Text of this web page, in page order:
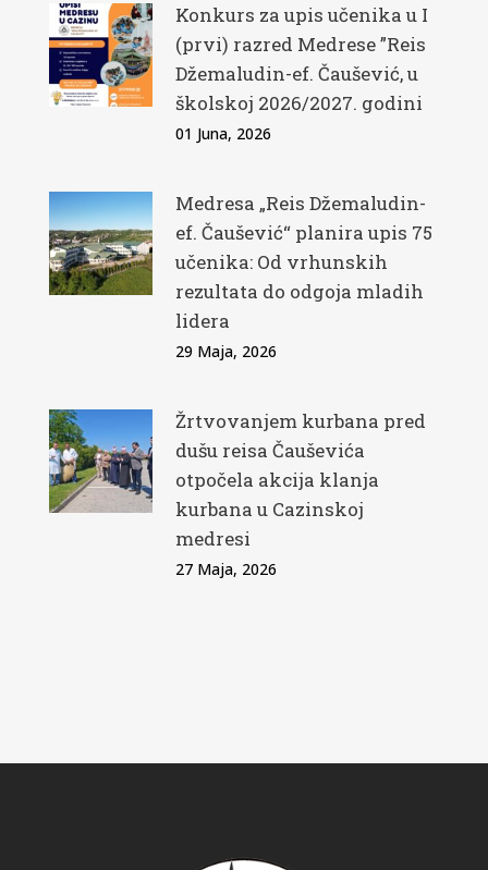
Konkurs za upis učenika u I
(prvi) razred Medrese ”Reis
Džemaludin-ef. Čaušević, u
školskoj 2026/2027. godini
01 Juna, 2026
Medresa „Reis Džemaludin-
ef. Čaušević“ planira upis 75
učenika: Od vrhunskih
rezultata do odgoja mladih
lidera
29 Maja, 2026
Žrtvovanjem kurbana pred
dušu reisa Čauševića
otpočela akcija klanja
kurbana u Cazinskoj
medresi
27 Maja, 2026